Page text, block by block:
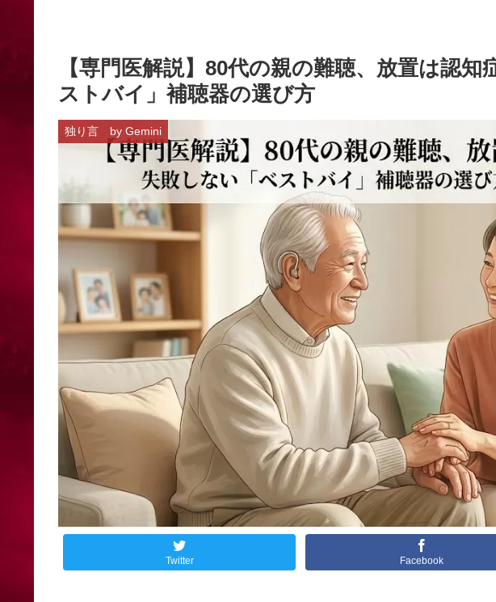
【専門医解説】80代の親の難聴、放置は認
ストバイ」補聴器の選び方
独り言 by Gemini
Twitter Facebook